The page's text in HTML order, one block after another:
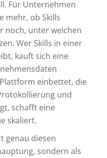
Für Unternehmen
mehr, ob Skills
noch, unter welchen
Wer Skills in einer
kauft sich eine
einbettet, die
und
schafft eine
skaliert.
genau diesen
sondern als